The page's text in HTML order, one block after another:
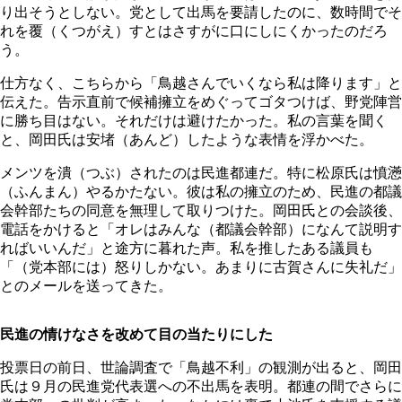
り出そうとしない。党として出馬を要請したのに、数時間でそ
れを覆（くつがえ）すとはさすがに口にしにくかったのだろ
う。
仕方なく、こちらから「鳥越さんでいくなら私は降ります」と
伝えた。告示直前で候補擁立をめぐってゴタつけば、野党陣営
に勝ち目はない。それだけは避けたかった。私の言葉を聞く
と、岡田氏は安堵（あんど）したような表情を浮かべた。
メンツを潰（つぶ）されたのは民進都連だ。特に松原氏は憤懣
（ふんまん）やるかたない。彼は私の擁立のため、民進の都議
会幹部たちの同意を無理して取りつけた。岡田氏との会談後、
電話をかけると「オレはみんな（都議会幹部）になんて説明す
ればいいんだ」と途方に暮れた声。私を推したある議員も
「（党本部には）怒りしかない。あまりに古賀さんに失礼だ」
とのメールを送ってきた。
民進の情けなさを改めて目の当たりにした
投票日の前日、世論調査で「鳥越不利」の観測が出ると、岡田
氏は９月の民進党代表選への不出馬を表明。都連の間でさらに